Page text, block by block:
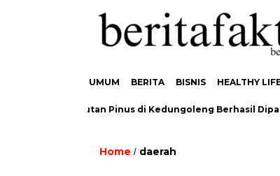
UMUM BERITA BISNIS HEALTHY
Hutan Pinus di Kedungoleng Berhasil
Home / daerah